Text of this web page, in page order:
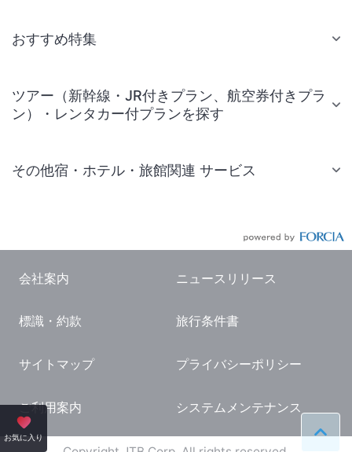
お気に入り ペー
おすすめ特集
ツアー（新幹線・JR付きプラン、航空券付きプラ
ン）・レンタカー付プランを探す
その他宿・ホテル・旅館関連 サービス
国内観光ガイド
旅行・観光情報
会社案内 ニュースリリース
標識・約款 旅行条件書
サイトマップ プライバシーポリシー
ご利用案内 システムメンテナンス